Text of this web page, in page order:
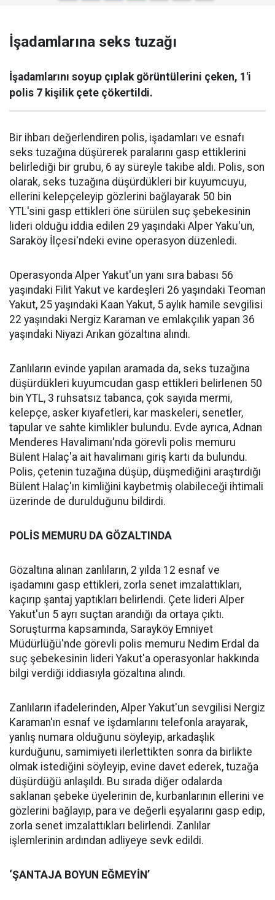
İşadamlarına seks tuzağı
İşadamlarını soyup çıplak görüntülerini çeken, 1'i
polis 7 kişilik çete çökertildi.
Bir ihbarı değerlendiren polis, işadamları ve esnafı
seks tuzağına düşürerek paralarını gasp ettiklerini
belirlediği bir grubu, 6 ay süreyle takibe aldı. Polis, son
olarak, seks tuzağına düşürdükleri bir kuyumcuyu,
ellerini kelepçeleyip gözlerini bağlayarak 50 bin
YTL'sini gasp ettikleri öne sürülen suç şebekesinin
lideri olduğu iddia edilen 29 yaşındaki Alper Yaku'un,
Saraköy İlçesi'ndeki evine operasyon düzenledi.
Operasyonda Alper Yakut'un yanı sıra babası 56
yaşındaki Filit Yakut ve kardeşleri 26 yaşındaki Teoman
Yakut, 25 yaşındaki Kaan Yakut, 5 aylık hamile sevgilisi
22 yaşındaki Nergiz Karaman ve emlakçılık yapan 36
yaşındaki Niyazi Arıkan gözaltına alındı.
Zanlıların evinde yapılan aramada da, seks tuzağına
düşürdükleri kuyumcudan gasp ettikleri belirlenen 50
bin YTL, 3 ruhsatsız tabanca, çok sayıda mermi,
kelepçe, asker kıyafetleri, kar maskeleri, senetler,
tapular ve sahte kimlikler bulundu. Evde ayrıca, Adnan
Menderes Havalimanı'nda görevli polis memuru
Bülent Halaç'a ait havalimanı giriş kartı da bulundu.
Polis, çetenin tuzağına düşüp, düşmediğini araştırdığı
Bülent Halaç'ın kimliğini kaybetmiş olabileceği ihtimali
üzerinde de durulduğunu bildirdi.
POLİS MEMURU DA GÖZALTINDA
Gözaltına alınan zanlıların, 2 yılda 12 esnaf ve
işadamını gasp ettikleri, zorla senet imzalattıkları,
kaçırıp şantaj yaptıkları belirlendi. Çete lideri Alper
Yakut'un 5 ayrı suçtan arandığı da ortaya çıktı.
Soruşturma kapsamında, Sarayköy Emniyet
Müdürlüğü'nde görevli polis memuru Nedim Erdal da
suç şebekesinin lideri Yakut'a operasyonlar hakkında
bilgi verdiği iddiasıyla gözaltına alındı.
Zanlıların ifadelerinden, Alper Yakut'un sevgilisi Nergiz
Karaman'ın esnaf ve işdamlarını telefonla arayarak,
yanlış numara olduğunu söyleyip, arkadaşlık
kurduğunu, samimiyeti ilerlettikten sonra da birlikte
olmak istediğini söyleyip, evine davet ederek, tuzağa
düşürdüğü anlaşıldı. Bu sırada diğer odalarda
saklanan şebeke üyelerinin de, kurbanlarının ellerini ve
gözlerini bağlayıp, para ve değerli eşyalarını gasp edip,
zorla senet imzalattıkları belirlendi. Zanlılar
işlemlerinin ardından adliyeye sevk edildi.
‘ŞANTAJA BOYUN EĞMEYİN’